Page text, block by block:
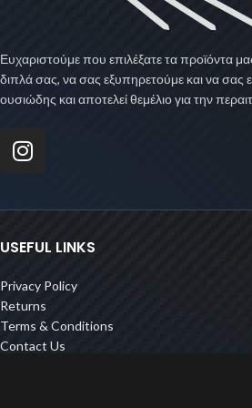
Ευχαριστούμε που επιλέξατε τα προϊόντα
διπλά σας, να σας εξυπηρετούμε και να σας
ουσιώδης και αποτελεί θεμέλιο για την
USEFUL LINKS
Privacy Policy
Returns
Terms & Conditions
Contact Us